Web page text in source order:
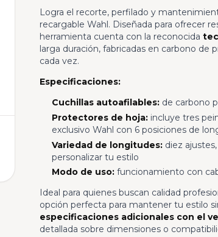
Logra el recorte, perfilado y
recargable Wahl. Diseñada para ofrecer
herramienta cuenta con la reconocida
larga duración, fabricadas en carbono de
cada vez.
Especificaciones:
Cuchillas autoafilables:de carbono
Protectores de hoja:incluye tres
exclusivo Wahl con 6 posiciones de
Variedad de longitudes:diez ajustes,
personalizar tu estilo
Modo de uso:funcionamiento con
Ideal para quienes buscan calidad
opción perfecta para mantener tu estilo
especificaciones adicionales con el
detallada sobre dimensiones o